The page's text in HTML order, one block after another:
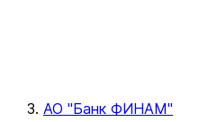
АО "Банк ФИНАМ"